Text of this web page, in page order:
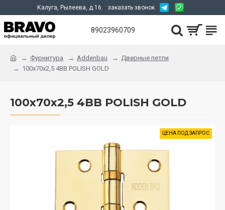
Калуга, Рылеева, д.16. заказать звонок
89023960709
Фурнитура Addenbau
Дверные петли
100x70x2,5 4BB POLISH GOLD
100x70x2,5 4BB POLISH GOLD
ЦЕНА ПОД ЗАПРОС